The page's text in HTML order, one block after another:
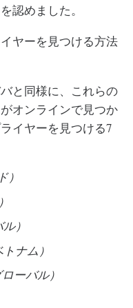
認めました。
ヤーを見つける方法
と同様に、これらの
オンラインで見つか
イヤーを見つける7
）
）
トナム）
ローバル）